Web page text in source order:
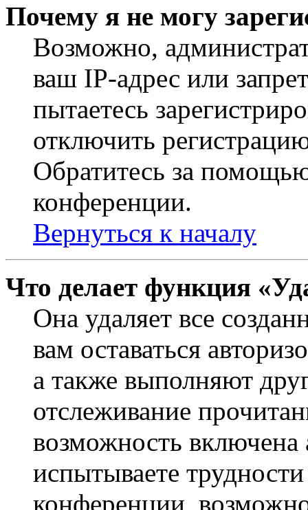
Почему я не могу
Возможно,
ваш IP-адрес или
пытаетесь
отключить
Обратитесь за
конференции.
Вернуться к началу
Что делает функция
Она удаляет все
вам оставаться
а также выполняют
отслеживание
возможность
испытываете
конференции,